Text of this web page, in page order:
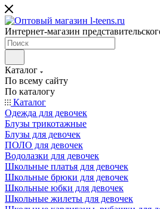
Интернет-магазин
Каталог
По всему сайту
По каталогу
Каталог
Одежда для девочек
Блузы трикотажные
Блузы для девочек
ПОЛО для девочек
Водолазки для девочек
Школьные платья для девочек
Школьные брюки для девочек
Школьные юбки для девочек
Школьные жилеты для девочек